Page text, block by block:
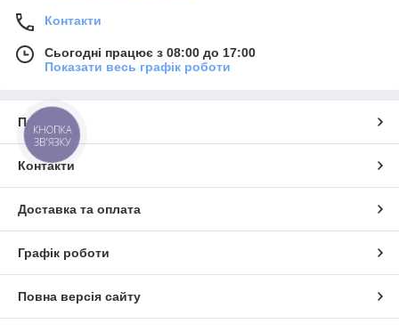
Контакти
Сьогодні працює з 08:00 до 17:00
Показати весь графік роботи
Про нас
Контакти
Доставка та оплата
Графік роботи
Повна версія сайту
КНОПКА
ЗВ'ЯЗКУ